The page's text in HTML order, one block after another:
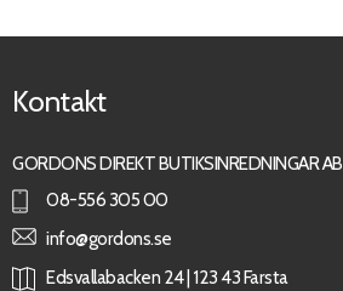
Kontakt
GORDONS DIREKT BUTIKSINREDNINGAR AB
08-556 305 00
info@gordons.se
Edsvallabacken 24 | 123 43 Farsta